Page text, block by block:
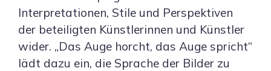
Interpretationen, Stile und Perspektiven
der beteiligten Künstlerinnen und Künstler
wider. „Das Auge horcht, das Auge spricht“
lädt dazu ein, die Sprache der Bilder zu